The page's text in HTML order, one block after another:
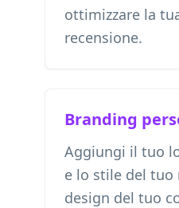
ottimizzare la
recensione.
Branding
Aggiungi il tuo
e lo stile del tuo
design del tuo